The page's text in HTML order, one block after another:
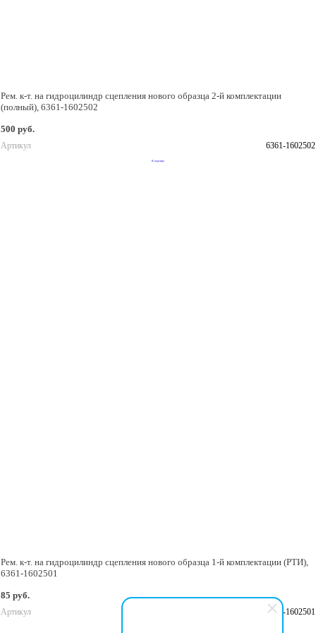
Рем. к-т. на гидроцилиндр сцепления нового образца 2-й комплектации
(полный), 6361-1602502
500 руб.
Артикул 6361-1602502
В корзину
Рем. к-т. на гидроцилиндр сцепления нового образца 1-й комплектации (РТИ),
6361-1602501
85 руб.
Артикул 6361-1602501